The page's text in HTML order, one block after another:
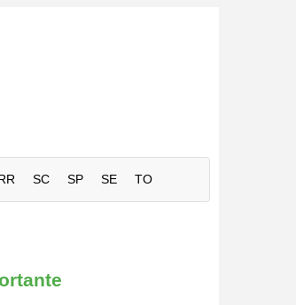
SC SP SE TO